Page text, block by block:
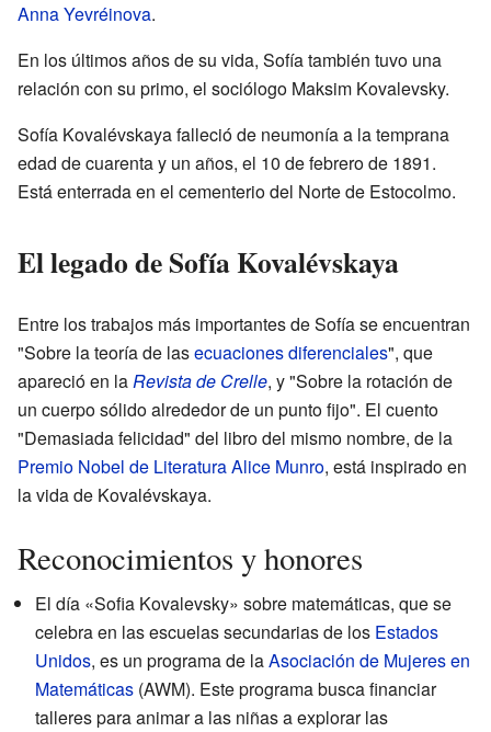
Anna Yevréinova.
En los últimos años de su vida, Sofía también tuvo una
relación con su primo, el sociólogo Maksim Kovalevsky.
Sofía Kovalévskaya falleció de neumonía a la temprana
edad de cuarenta y un años, el 10 de febrero de 1891.
Está enterrada en el cementerio del Norte de Estocolmo.
El legado de Sofía Kovalévskaya
Entre los trabajos más importantes de Sofía se encuentran
"Sobre la teoría de lasecuaciones diferenciales", que
apareció en laRevista de Crelle, y "Sobre la rotación de
un cuerpo sólido alrededor de un punto fijo". El cuento
"Demasiada felicidad" del libro del mismo nombre, de la
Premio Nobel de LiteraturaAlice Munro, está inspirado en
la vida de Kovalévskaya.
Reconocimientos y honores
El día «Sofia Kovalevsky» sobre matemáticas, que se
celebra en las escuelas secundarias de los Estados
Unidos, es un programa de laAsociación de Mujeres en
Matemáticas (AWM). Este programa busca financiar
talleres para animar a las niñas a explorar las